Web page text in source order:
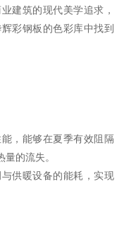
建筑的现代美学追求，
彩钢板的色彩库中找到
，能够在夏季有效阻隔
的流失。
供暖设备的能耗，实现